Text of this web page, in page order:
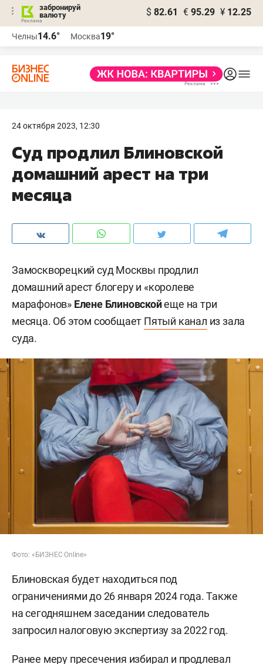
забронируй
валюту
$ 82.61 € 95.29 ¥ 12.25
Челны14.6° Москва19°
24 октября 2023, 12:30
Суд продлил Блиновской
домашний арест на три
месяца
Замоскворецкий суд Москвы продлил
домашний арест блогеру и «королеве
марафонов» Елене Блиновскойеще на три
месяца. Об этом сообщает Пятый канал из зала
суда.
Фото: «БИЗНЕС Online»
Блиновская будет находиться под
ограничениями до 26 января 2024 года. Также
на сегодняшнем заседании следователь
запросил налоговую экспертизу за 2022 год.
Ранее меру пресечения избирал и продлевал